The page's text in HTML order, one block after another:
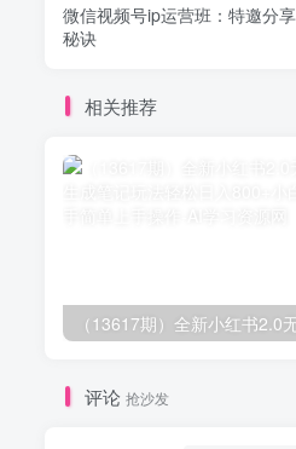
微信视频号ip运营班：特邀分
秘诀
相关推荐
评论 抢沙发